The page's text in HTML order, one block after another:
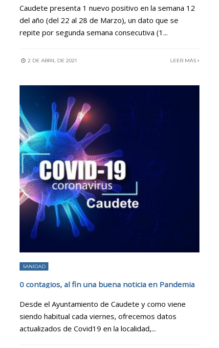
Caudete presenta 1 nuevo positivo en la semana 12
del año (del 22 al 28 de Marzo), un dato que se
repite por segunda semana consecutiva (1 ...
2 DE ABRIL DE 2021 LEER MÁS
SANIDAD
0 contagios, al fin una buena noticia en Pandemia
Desde el Ayuntamiento de Caudete y como viene
siendo habitual cada viernes, ofrecemos datos
actualizados de Covid19 en la localidad,...